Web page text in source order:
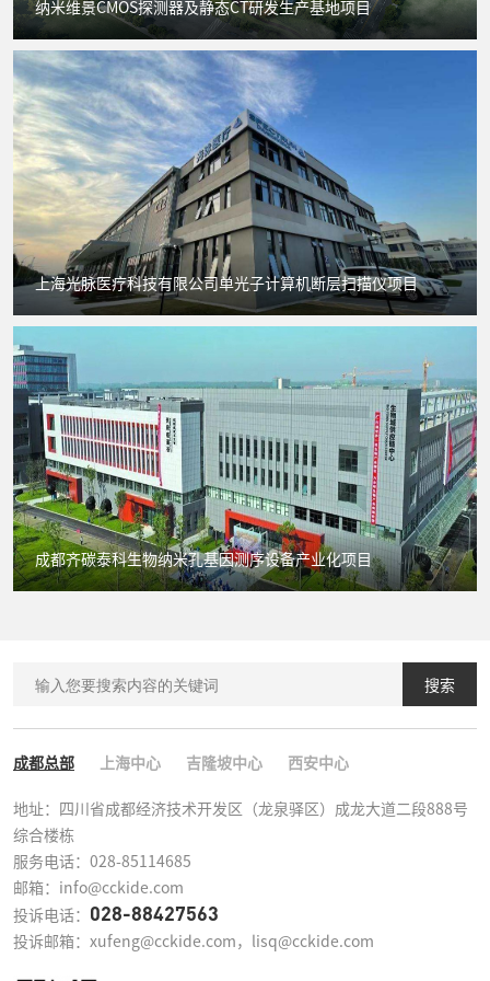
纳米维景CMOS探测器及静态CT研发生产基地项目
上海光脉医疗科技有限公司单光子计算机断层扫描仪项目
成都齐碳泰科生物纳米孔基因测序设备产业化项目
搜索
成都总部 上海中心 吉隆坡中心 西安中心
地址：四川省成都经济技术开发区（龙泉驿区）成龙大道二段888号
综合楼栋
服务电话：028-85114685
邮箱：info@cckide.com
投诉电话： 028-88427563
投诉邮箱：xufeng@cckide.com，lisq@cckide.com